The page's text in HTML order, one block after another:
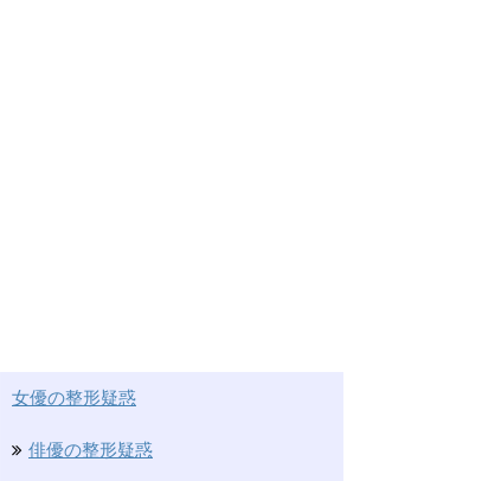
女優の整形疑惑
俳優の整形疑惑